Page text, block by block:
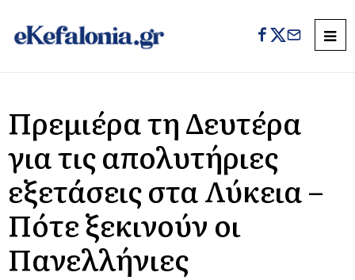
Πρεμιέρα τη Δευτέρα
για τις απολυτήριες
εξετάσεις στα Λύκεια –
Πότε ξεκινούν οι
Πανελλήνιες